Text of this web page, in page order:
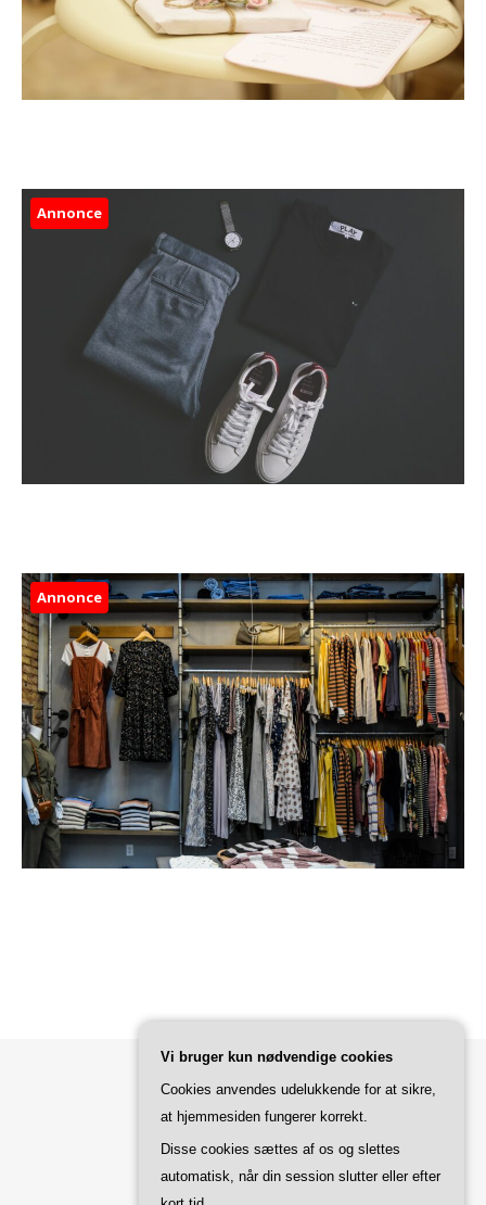
Annonce
Annonce
Bard Tema afWP Royal .
TILBAGE TIL TOPPEN
Vi bruger kun nødvendige cookies
Cookies anvendes udelukkende for at sikre,
at hjemmesiden fungerer korrekt.
Disse cookies sættes af os og slettes
automatisk, når din session slutter eller efter